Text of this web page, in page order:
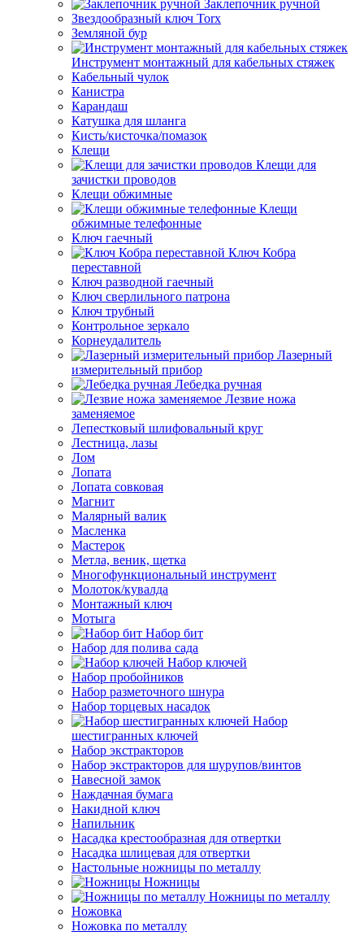
Заклепочник ручной
Звездообразный ключ Torx
Земляной бур
Инструмент монтажный для кабельных стяжек
Кабельный чулок
Канистра
Карандаш
Катушка для шланга
Кисть/кисточка/помазок
Клещи
Клещи для
зачистки проводов
Клещи обжимные
Клещи
обжимные телефонные
Ключ гаечный
Ключ Кобра
переставной
Ключ разводной гаечный
Ключ сверлильного патрона
Ключ трубный
Контрольное зеркало
Корнеудалитель
Лазерный
измерительный прибор
Лебедка ручная
Лезвие ножа
заменяемое
Лепестковый шлифовальный круг
Лестница, лазы
Лом
Лопата
Лопата совковая
Магнит
Малярный валик
Масленка
Мастерок
Метла, веник, щетка
Многофункциональный инструмент
Молоток/кувалда
Монтажный ключ
Мотыга
Набор бит
Набор для полива сада
Набор ключей
Набор пробойников
Набор разметочного шнура
Набор торцевых насадок
Набор
шестигранных ключей
Набор экстракторов
Набор экстракторов для шурупов/винтов
Навесной замок
Наждачная бумага
Накидной ключ
Напильник
Насадка крестообразная для отвертки
Насадка шлицевая для отвертки
Настольные ножницы по металлу
Ножницы
Ножницы по металлу
Ножовка
Ножовка по металлу